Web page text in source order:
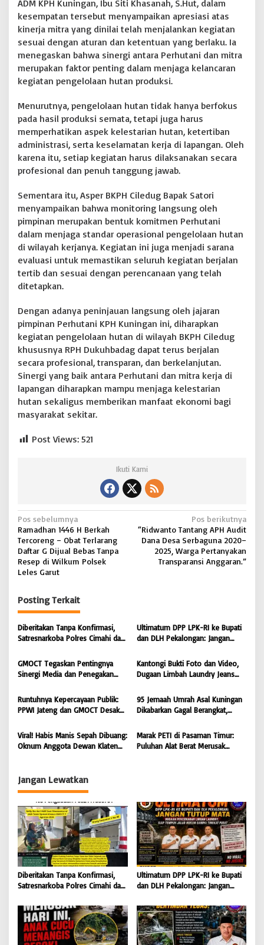
ADM KPH Kuningan, Ibu Siti Khasanah, S.Hut, dalam
kesempatan tersebut menyampaikan apresiasi atas
kinerja mitra yang dinilai telah menjalankan kegiatan
sesuai dengan aturan dan ketentuan yang berlaku. Ia
menegaskan bahwa sinergi antara Perhutani dan mitra
merupakan faktor penting dalam menjaga kelancaran
kegiatan pengelolaan hutan produksi.
Menurutnya, pengelolaan hutan tidak hanya berfokus
pada hasil produksi semata, tetapi juga harus
memperhatikan aspek kelestarian hutan, ketertiban
administrasi, serta keselamatan kerja di lapangan. Oleh
karena itu, setiap kegiatan harus dilaksanakan secara
profesional dan penuh tanggung jawab.
Sementara itu, Asper BKPH Ciledug Bapak Satori
menyampaikan bahwa monitoring langsung oleh
pimpinan merupakan bentuk komitmen Perhutani
dalam menjaga standar operasional pengelolaan hutan
di wilayah kerjanya. Kegiatan ini juga menjadi sarana
evaluasi untuk memastikan seluruh kegiatan berjalan
tertib dan sesuai dengan perencanaan yang telah
ditetapkan.
Dengan adanya peninjauan langsung oleh jajaran
pimpinan Perhutani KPH Kuningan ini, diharapkan
kegiatan pengelolaan hutan di wilayah BKPH Ciledug
khususnya RPH Dukuhbadag dapat terus berjalan
secara profesional, transparan, dan berkelanjutan.
Sinergi yang baik antara Perhutani dan mitra kerja di
lapangan diharapkan mampu menjaga kelestarian
hutan sekaligus memberikan manfaat ekonomi bagi
masyarakat sekitar.
Post Views: 521
Ikuti Kami
N
a
v
i
a
s
i
o
Pos sebelumnya
Ramadhan 1446 H Berkah
Tercoreng – Obat Terlarang
Daftar G Dijual Bebas Tanpa
Resep di Wilkum Polsek
Leles Garut
Pos berikutnya
“Ridwanto Tantang APH Audit
Dana Desa Serbaguna 2020–
2025, Warga Pertanyakan
Transparansi Anggaran.”
Posting Terkait
Diberitakan Tanpa Konfirmasi,
Satresnarkoba Polres Cimahi dan
Sepihak
Ultimatum DPP LPK-RI ke Bupati
dan DLH Pekalongan: Jangan
Limbah Laundry, Siap Tempuh
Jalur Hukum Sampai Tingkat
Pusat
GMOCT Tegaskan Pentingnya
Sinergi Media dan Penegakan
Kabupaten Limapuluh Kota
Kantongi Bukti Foto dan Video,
Dugaan Limbah Laundry Jeans
RI dan GMOCT Desak KLH, Polri
Hingga Kejaksaan Bertindak
Runtuhnya Kepercayaan Publik:
PPWI Jateng dan GMOCT Desak
Diperas” Bupati Pemalang Serta
Oknum KPK
95 Jemaah Umrah Asal Kuningan
Dikabarkan Gagal Berangkat,
Komitmen Layanan Sesuai Aturan
Viral! Habis Manis Sepah Dibuang:
Oknum Anggota Dewan Klaten
keterangan
Marak PETI di Pasaman Timur:
Puluhan Alat Berat Merusak
Jangan Lewatkan
Diberitakan Tanpa Konfirmasi,
Satresnarkoba Polres Cimahi dan
Sepihak
Ultimatum DPP LPK-RI ke Bupati
dan DLH Pekalongan: Jangan
Limbah Laundry, Siap Tempuh
Jalur Hukum Sampai Tingkat
Pusat